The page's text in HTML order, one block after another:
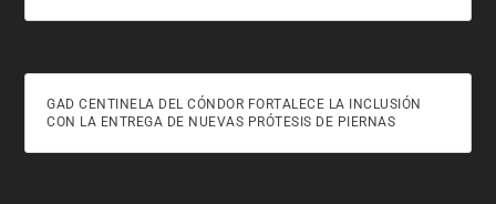
GAD CENTINELA DEL CÓNDOR FORTALECE LA INCLUSIÓN
CON LA ENTREGA DE NUEVAS PRÓTESIS DE PIERNAS